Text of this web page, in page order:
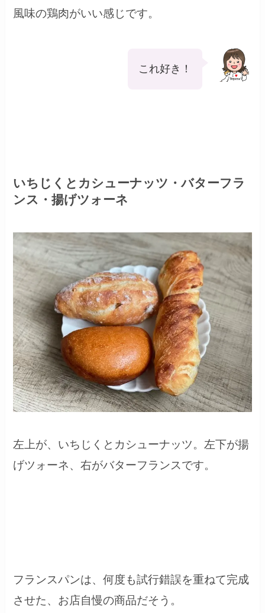
風味の鶏肉がいい感じです。
これ好き！
いちじくとカシューナッツ・バターフラ
ンス・揚げツォーネ
左上が、いちじくとカシューナッツ。左下が揚
げツォーネ、右がバターフランスです。
フランスパンは、何度も試行錯誤を重ねて完成
させた、お店自慢の商品だそう。